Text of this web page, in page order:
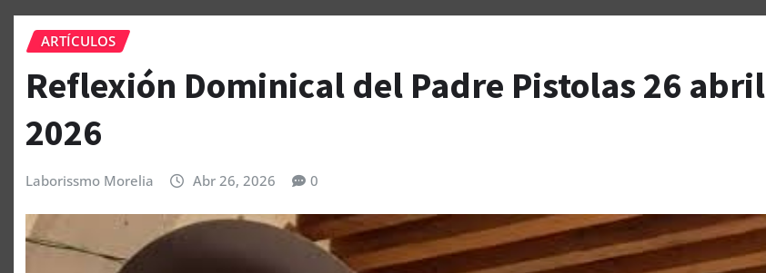
ARTÍCULOS
Reflexión Dominical del Padre Pistolas 26 abril
2026
Laborissmo Morelia Abr 26, 2026 0